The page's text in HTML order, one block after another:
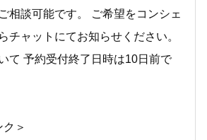
相談可能です。 ご希望をコンシェ
チャットにてお知らせください。
て 予約受付終了日時は10日前で
＞